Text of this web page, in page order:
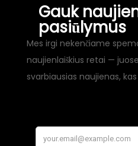
Gauk
pasiūlymus
Mes irgi nekenčiame
naujienlaiškius retai —
svarbiausias naujienas,